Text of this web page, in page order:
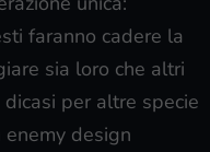
faranno cadere la
sia loro che altri
dicasi per altre specie
design